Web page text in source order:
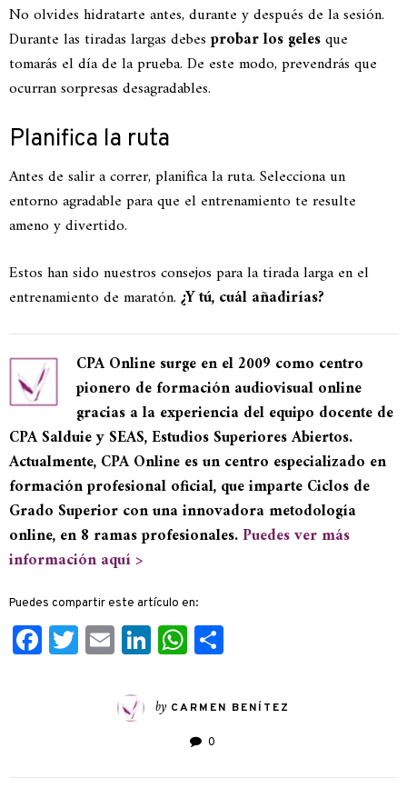
No olvides hidratarte antes, durante y después de la sesión.
Durante las tiradas largas debesprobar los gelesque
tomarás el día de la prueba. De este modo, prevendrás que
ocurran sorpresas desagradables.
Planifica la ruta
Antes de salir a correr, planifica la ruta. Selecciona un
entorno agradable para que el entrenamiento te resulte
ameno y divertido.
Estos han sido nuestros consejos para la tirada larga en el
entrenamiento de maratón. ¿Y tú, cuál añadirías?
CPA Online surge en el 2009 como centro
pionero de formación audiovisual online
gracias a la experiencia del equipo docente de
CPA Salduie y SEAS, Estudios Superiores Abiertos.
Actualmente, CPA Online es un centro especializado en
formación profesional oficial, que imparte Ciclos de
Grado Superior con una innovadora metodología
online, en 8 ramas profesionales.Puedes ver más
información aquí >
Puedes compartir este artículo en:
Facebook
Twitter
EmailLinkedIn
WhatsApp
by CARMEN BENÍTEZ
0